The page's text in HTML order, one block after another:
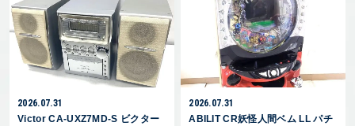
2026.07.31
Victor CA-UXZ7MD-S ビクター
2026.07.31
ABILIT CR妖怪人間ベム LL パチ